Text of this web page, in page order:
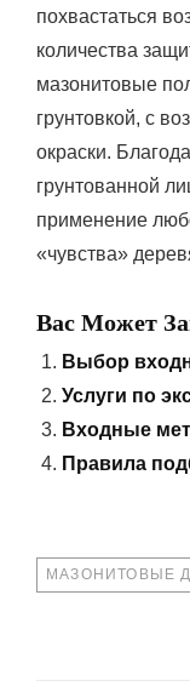
похвастаться
количества
мазонитовые
грунтовкой, с
окраски.
грунтованной
применение
«чувства»
Вас Может
Выбор
Услуги по
Входные
Правила
TAGS
МАЗОНИТОВЫЕ